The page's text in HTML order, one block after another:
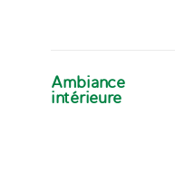
Ambiance
intérieure